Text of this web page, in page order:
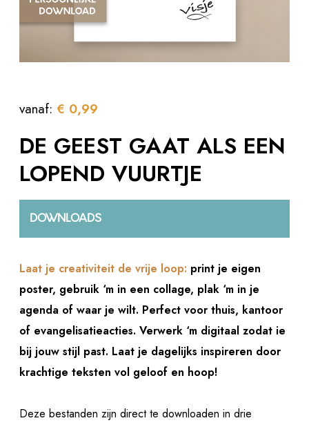
vanaf: € 0,99
DE GEEST GAAT ALS EEN
LOPEND VUURTJE
DOWNLOADS
Laat je creativiteit de vrije loop: print je eigen
poster, gebruik ‘m in een collage, plak ‘m in je
agenda of waar je wilt. Perfect voor thuis, kantoor
of evangelisatieacties. Verwerk ‘m digitaal zodat ie
bij jouw stijl past. Laat je dagelijks inspireren door
krachtige teksten vol geloof en hoop!
Deze bestanden zijn direct te downloaden in drie